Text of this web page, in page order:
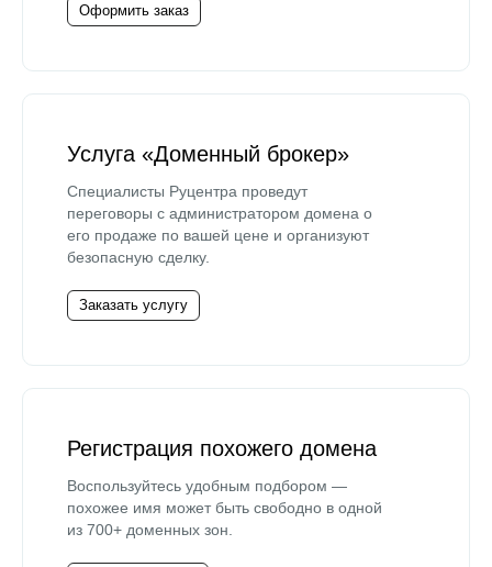
Оформить заказ
Услуга «Доменный брокер»
Специалисты Руцентра проведут
переговоры с администратором домена о
его продаже по вашей цене и организуют
безопасную сделку.
Заказать услугу
Регистрация похожего домена
Воспользуйтесь удобным подбором —
похожее имя может быть свободно в одной
из 700+ доменных зон.